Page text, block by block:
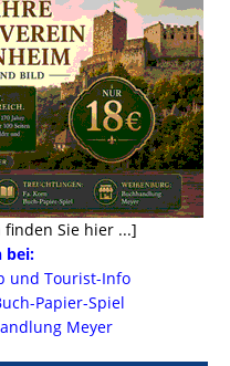
Sie hier ...]
bei:
und Tourist-Info
Papier-Spiel
Meyer